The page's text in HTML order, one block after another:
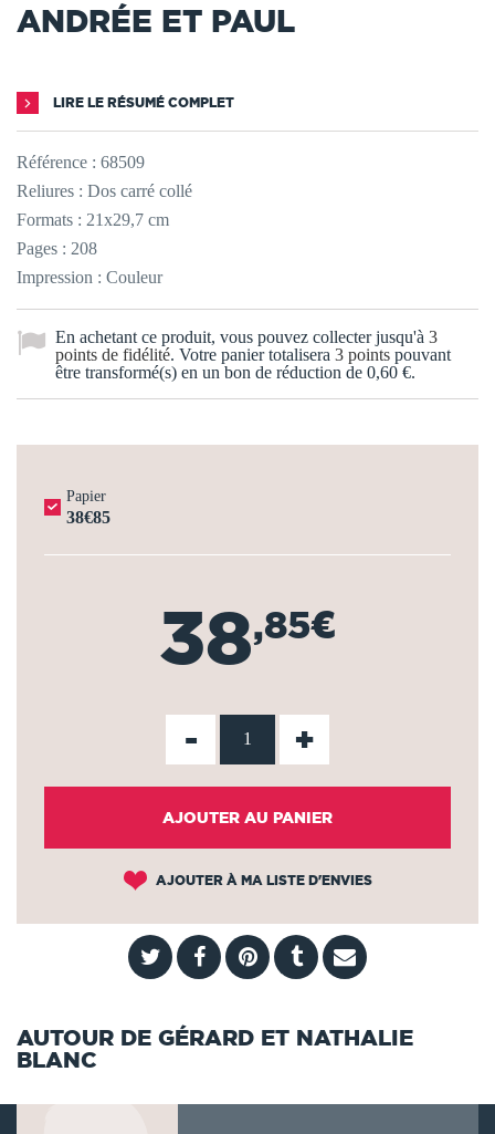
ANDRÉE ET PAUL
LIRE LE RÉSUMÉ COMPLET
Référence : 68509
Reliures : Dos carré collé
Formats : 21x29,7 cm
Pages : 208
Impression : Couleur
En achetant ce produit, vous pouvez collecter jusqu'à 3
points de fidélité. Votre panier totalisera 3 points pouvant
être transformé(s) en un bon de réduction de 0,60 €.
Papier
38€85
38,85€
- +
AJOUTER AU PANIER
AJOUTER À MA LISTE D'ENVIES
AUTOUR DE GÉRARD ET NATHALIE
BLANC